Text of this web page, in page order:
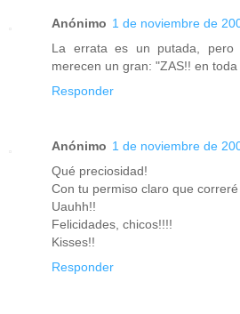
Anónimo 1 de noviembre de
La errata es un putada,
merecen un gran: "ZAS!! en
Responder
Anónimo 1 de noviembre de
Qué preciosidad!
Con tu permiso claro que
Uauhh!!
Felicidades, chicos!!!!
Kisses!!
Responder